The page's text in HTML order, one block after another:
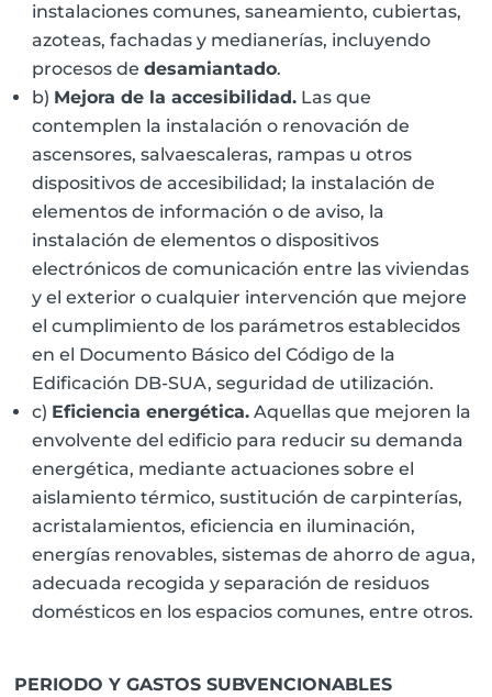
instalaciones comunes, saneamiento, cubiertas,
azoteas, fachadas y medianerías, incluyendo
procesos dedesamiantado.
b) Mejora de la accesibilidad. Las que
contemplen la instalación o renovación de
ascensores, salvaescaleras, rampas u otros
dispositivos de accesibilidad; la instalación de
elementos de información o de aviso, la
instalación de elementos o dispositivos
electrónicos de comunicación entre las viviendas
y el exterior o cualquier intervención que mejore
el cumplimiento de los parámetros establecidos
en el Documento Básico del Código de la
Edificación DB-SUA, seguridad de utilización.
c) Eficiencia energética. Aquellas que mejoren la
envolvente del edificio para reducir su demanda
energética, mediante actuaciones sobre el
aislamiento térmico, sustitución de carpinterías,
acristalamientos, eficiencia en iluminación,
energías renovables, sistemas de ahorro de agua,
adecuada recogida y separación de residuos
domésticos en los espacios comunes, entre otros.
PERIODO Y GASTOS SUBVENCIONABLES